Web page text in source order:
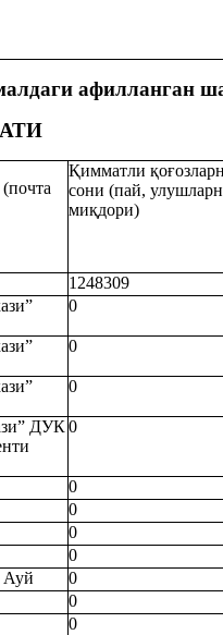
афилланган
Қимматли
сони (пай,
миқдори)
1248309
0
0
0
ДУК0
0
0
0
0
Ауй 0
0
0